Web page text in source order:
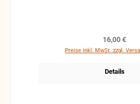
Regulärer
16,00 €
Preise inkl. MwSt. zzgl.
Details